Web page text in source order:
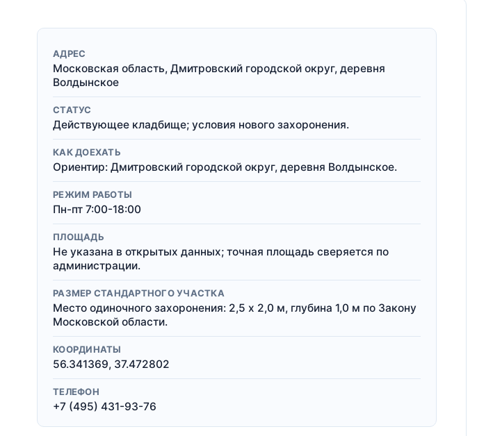
АДРЕС
Московская область, Дмитровский городской округ, деревня
Волдынское
СТАТУС
Действующее кладбище; условия нового захоронения.
КАК ДОЕХАТЬ
Ориентир: Дмитровский городской округ, деревня Волдынское.
РЕЖИМ РАБОТЫ
Пн-пт 7:00-18:00
ПЛОЩАДЬ
Не указана в открытых данных; точная площадь сверяется по
администрации.
РАЗМЕР СТАНДАРТНОГО УЧАСТКА
Место одиночного захоронения: 2,5 x 2,0 м, глубина 1,0 м по Закону
Московской области.
КООРДИНАТЫ
56.341369, 37.472802
ТЕЛЕФОН
+7 (495) 431-93-76